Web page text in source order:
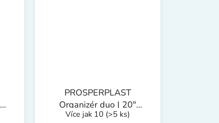
PROSPERPLAST
Organizér duo | 20"
490x390x130 mm
Více jak 10 (>5 ks)